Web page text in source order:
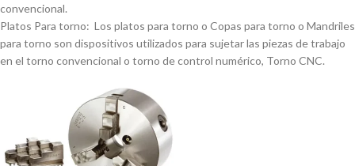
convencional.
Platos Para torno: Los platos para torno o Copas para torno o Mandriles
para torno son dispositivos utilizados para sujetar las piezas de trabajo
en el torno convencional o torno de control numérico, Torno CNC.